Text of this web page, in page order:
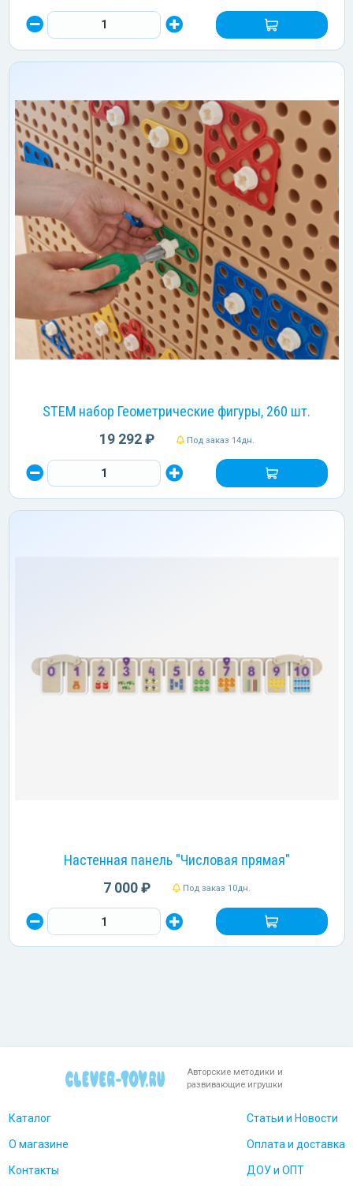
STEM набор Геометрические фигуры, 260 шт.
19 292 ₽ Под заказ 14дн.
Настенная панель "Числовая прямая"
7 000 ₽ Под заказ 10дн.
Авторские методики и
развивающие игрушки
Каталог
О магазине
Контакты
Статьи и Новости
Оплата и доставка
ДОУ и ОПТ